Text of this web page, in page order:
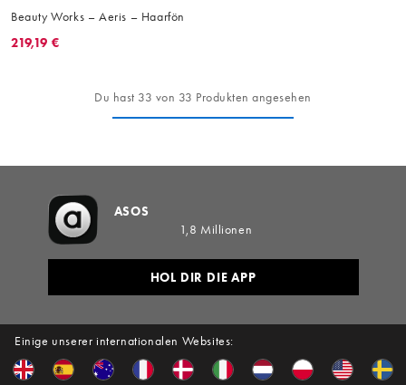
Beauty Works – Aeris – Haarfön
219,19 €
Du hast 33 von 33 Produkten angesehen
Einige unserer internationalen Websites:
ASOS
1,8 Millionen
HOL DIR DIE APP